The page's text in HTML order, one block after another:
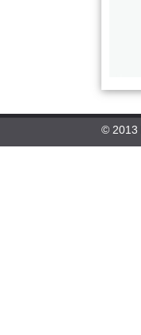
© 2013